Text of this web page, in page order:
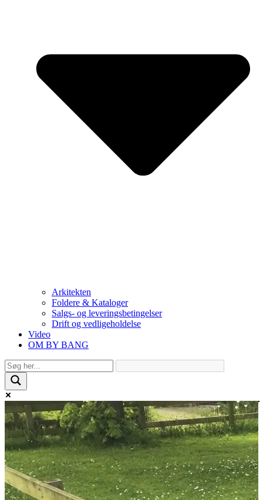
Arkitekten
Foldere & Kataloger
Salgs- og leveringsbetingelser
Drift og vedligeholdelse
Video
OM BY BANG
Exact matches only
Search in title
Search in content